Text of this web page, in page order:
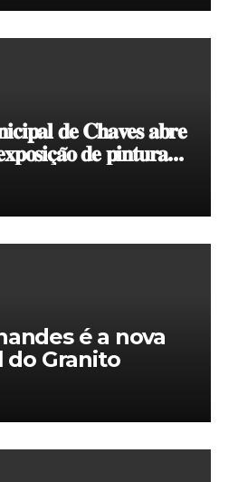
𝐝𝐞 𝐂𝐡𝐚𝐯𝐞𝐬 𝐚𝐛𝐫𝐞
𝐝𝐞 𝐩𝐢𝐧𝐭𝐮𝐫𝐚
𝐚𝐠𝐨𝐬𝐭𝐨
é a nova
do Granito